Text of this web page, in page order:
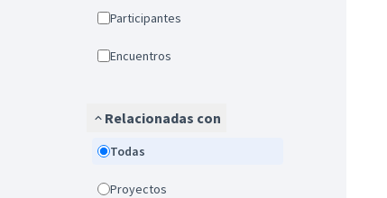
Participantes
Encuentros
Relacionadas con
Todas
Proyectos